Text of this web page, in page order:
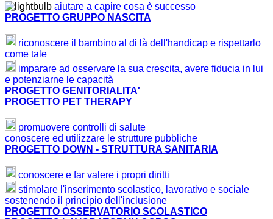
aiutare a capire cosa è successo
PROGETTO GRUPPO NASCITA
riconoscere il bambino al di là dell'handicap e rispettarlo
come tale
imparare ad osservare la sua crescita, avere fiducia in lui
e potenziarne le capacità
PROGETTO GENITORIALITA'
PROGETTO PET THERAPY
promuovere controlli di salute
conoscere ed utilizzare le strutture pubbliche
PROGETTO DOWN - STRUTTURA SANITARIA
conoscere e far valere i propri diritti
stimolare l'inserimento scolastico, lavorativo e sociale
sostenendo il principio dell'inclusione
PROGETTO OSSERVATORIO SCOLASTICO